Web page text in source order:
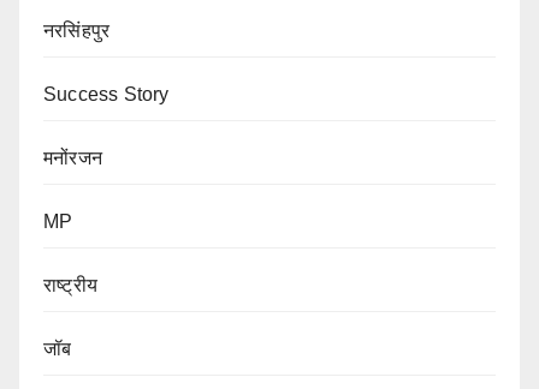
नरसिंहपुर
Success Story
मनोंरजन
MP
राष्ट्रीय
जॉब